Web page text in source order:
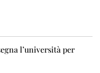
l’università per